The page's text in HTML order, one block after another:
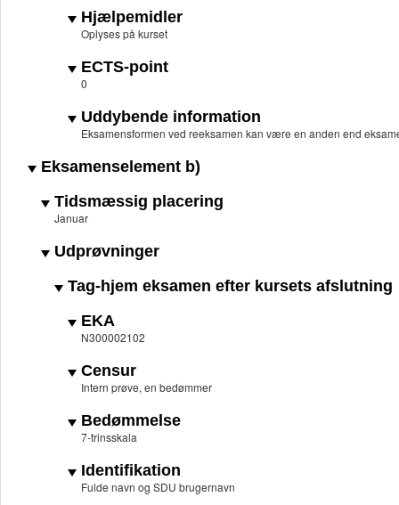
Hjælpemidler
Oplyses på kurset
ECTS-point
0
Uddybende information
Eksamensformen ved reeksamen kan være en anden end
Eksamenselement b)
Tidsmæssig placering
Januar
Udprøvninger
Tag-hjem eksamen efter kursets afslutning
EKA
N300002102
Censur
Intern prøve, en bedømmer
Bedømmelse
7-trinsskala
Identifikation
Fulde navn og SDU brugernavn